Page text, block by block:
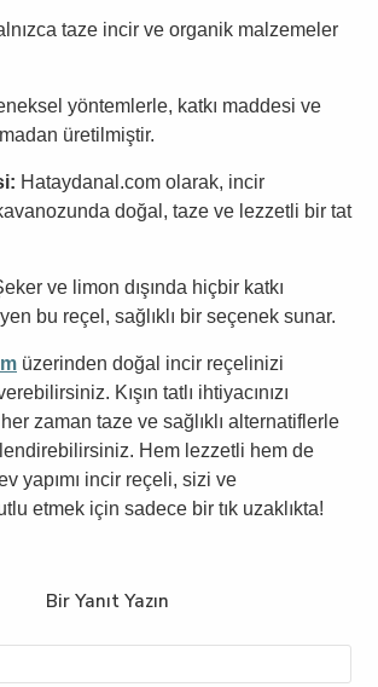
taze incir ve organik malzemeler
yöntemlerle, katkı maddesi ve
üretilmiştir.
Hataydanal.com olarak, incir
doğal, taze ve lezzetli bir tat
ve limon dışında hiçbir katkı
bu reçel, sağlıklı bir seçenek sunar.
üzerinden doğal incir reçelinizi
Kışın tatlı ihtiyacınızı
zaman taze ve sağlıklı alternatiflerle
Hem lezzetli hem de
yapımı incir reçeli, sizi ve
etmek için sadece bir tık uzaklıkta!
Bir Yanıt Yazın